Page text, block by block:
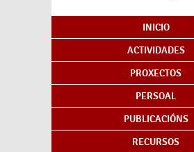
Índice de contidos
INICIO
ACTIVIDADES
PROXECTOS
PERSOAL
PUBLICACIÓNS
RECURSOS